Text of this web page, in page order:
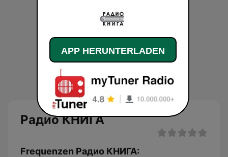
Радио КНИГА
Frequenzen Радио КНИГА:
APP HERUNTERLADEN